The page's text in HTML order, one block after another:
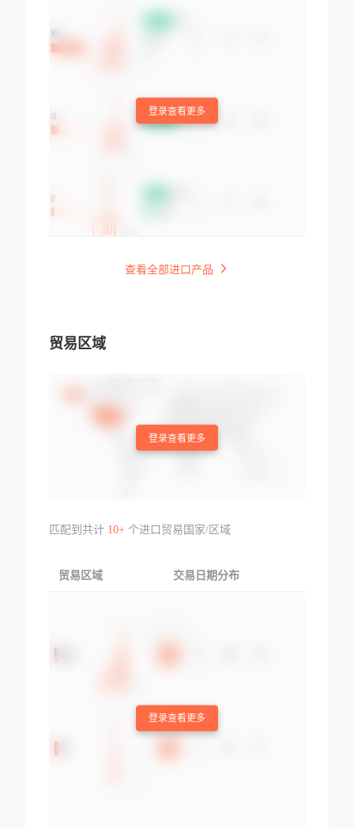
登录查看更多
查看全部进口产品
贸易区域
登录查看更多
匹配到共计 10+个进口贸易国家/区域
贸易区域 交易日期分布
登录查看更多